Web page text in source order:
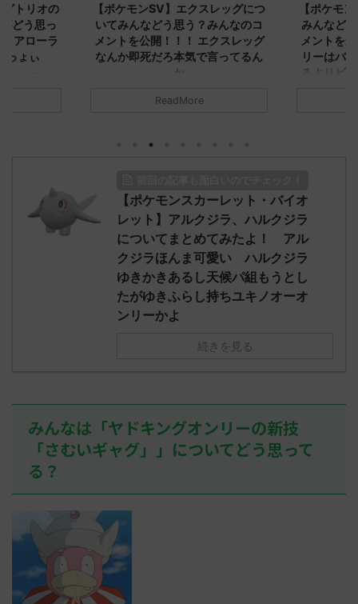
トリオの
どう思っ
アローラ
っょぃ
ただダグト
れたウミト
【ポケモンSV】エクスレッグにつ
いてみんなどう思う？みんなのコ
メントを公開！！！ エクスレッグ
なんか即死だろ本気で言ってるん
か
う思ってる？ 初めの記事 元のス
01:07:00.69ID:oUI00NrJ0 エクスレ
ッグヘルムかっこいいから助かる 名
無しさん0971 0971 名無しさん、君に
決めた！ (ﾜｯﾁｮｲW b524-NwUu)
2023/06/28(水 ...
ReadMore
【ポケモ
みんなど
メントを
リーはバ
るよりビ
2023/06/
え忘れたガ
たラウドボ
しさん0624
決めた！ (ﾜ
【ポケモンスカーレット・バイオ
レット】アルクジラ、ハルクジラ
についてまとめてみたよ！ アル
クジラほんま可愛い ハルクジラ
ゆきかきあるし天候パ組もうとし
たがゆきふらし持ちユキノオーオ
ンリーかよ
続きを見る
みんなは「ヤドキングオンリーの新技
「さむいギャグ」」についてどう思って
る？